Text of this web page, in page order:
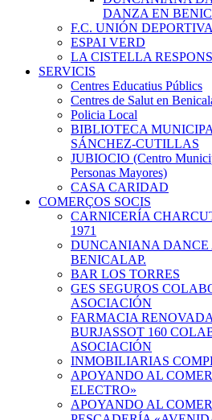
DANZA EN
F.C. UNIÓN
ESPAI VERD
LA CISTELLA
SERVICIS
Centres Educatius Públics
Centres de Salut en
Policia Local
BIBLIOTECA
SÁNCHEZ-CUTILLAS
JUBIOCIO (Centro
Personas Mayores)
CASA CARIDAD
COMERÇOS SOCIS
CARNICERÍA
1971
DUNCANIANA DANCE
BENICALAP.
BAR LOS TORRES
GES SEGUROS
ASOCIACIÓN
FARMACIA
BURJASSOT 160
ASOCIACIÓN
INMOBILIARIAS
APOYANDO AL
ELECTRO»
APOYANDO AL